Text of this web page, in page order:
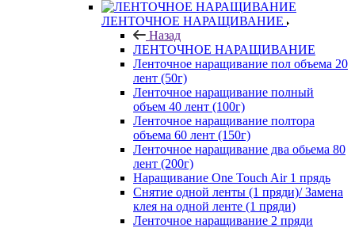
ЛЕНТОЧНОЕ НАРАЩИВАНИЕ
Назад
ЛЕНТОЧНОЕ НАРАЩИВАНИЕ
Ленточное наращивание пол объема 20
лент (50г)
Ленточное наращивание полный
объем 40 лент (100г)
Ленточное наращивание полтора
объема 60 лент (150г)
Ленточное наращивание два обьема 80
лент (200г)
Наращивание One Touch Air 1 прядь
Снятие одной ленты (1 пряди)/ Замена
клея на одной ленте (1 пряди)
Ленточное наращивание 2 пряди